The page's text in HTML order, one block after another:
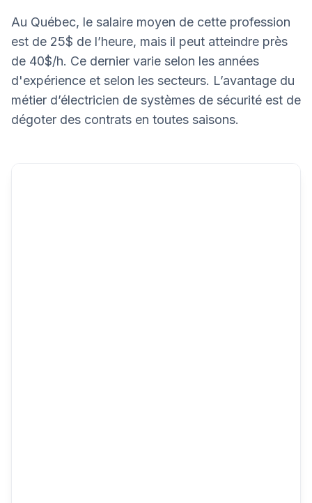
Au Québec, le salaire moyen de cette profession
est de 25$ de l’heure, mais il peut atteindre près
de 40$/h. Ce dernier varie selon les années
d'expérience et selon les secteurs. L’avantage du
métier d’électricien de systèmes de sécurité est de
dégoter des contrats en toutes saisons.